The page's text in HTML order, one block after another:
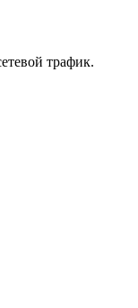
трафик.